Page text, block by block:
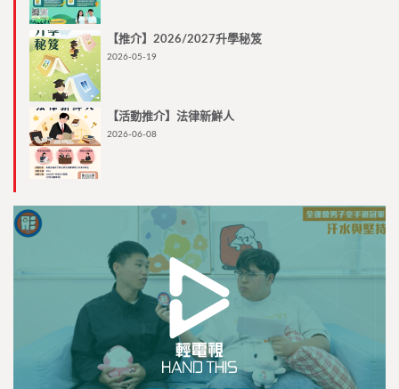
【推介】2026/2027升學秘笈
2026-05-19
【活動推介】法律新鮮人
2026-06-08